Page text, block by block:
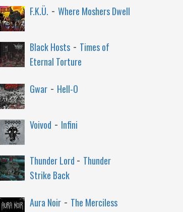
F.K.Ü. - Where Moshers Dwell
Black Hosts- Times of
Eternal Torture
Gwar- Hell-O
Voivod - Infini
Thunder Lord - Thunder
Strike Back
Aura Noir- The Merciless